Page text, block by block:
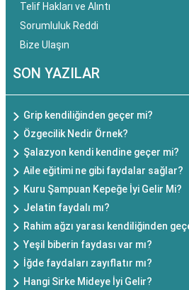
Telif Hakları ve Alıntı
Sorumluluk Reddi
Bize Ulaşın
SON YAZILAR
Grip kendiliğinden geçer mi?
Özgecilik Nedir Örnek?
Şalazyon kendi kendine geçer mi?
Aile eğitimi ne gibi faydalar sağlar?
Kuru Şampuan Kepeğe İyi Gelir Mi?
Jelatin faydalı mı?
Rahim ağzı yarası kendiliğinden
Yeşil biberin faydası var mı?
İğde faydaları zayıflatır mı?
Hangi Sirke Mideye İyi Gelir?